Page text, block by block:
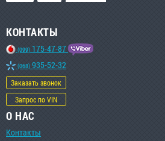
КОНТАКТЫ
(099) 175-47-87
(068) 935-52-32
Заказать звонок
Запрос по VIN
О НАС
Контакты